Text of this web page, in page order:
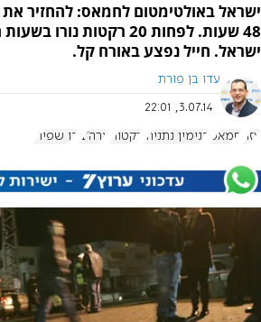
ישראל באולטימטום לחמאס: להחזיר
48 שעות. לפחות 20 רקטות
ישראל. חייל נפצע באורח קל.
עדו בן פורת
3.07.14, 22:01
עזה חמאס בנימין נתניהו רקטות ארה"ב דן שפירו